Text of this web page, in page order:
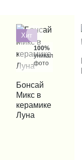
Хит
100%
уникальные
фото
КУПИТЬ В 1 КЛИК
Бонсай
Микс в
керамике
Луна